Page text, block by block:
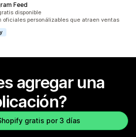
Feed
disponible
oficiales personálizables que atraen ventas
agregar una
gratis por 3 días